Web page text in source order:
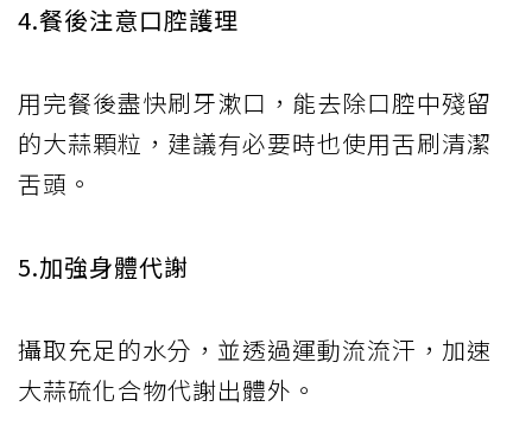
4.餐後注意口腔護理
用完餐後盡快刷牙漱口，能去除口腔中殘留
的大蒜顆粒，建議有必要時也使用舌刷清潔
舌頭。
5.加強身體代謝
攝取充足的水分，並透過運動流流汗，加速
大蒜硫化合物代謝出體外。